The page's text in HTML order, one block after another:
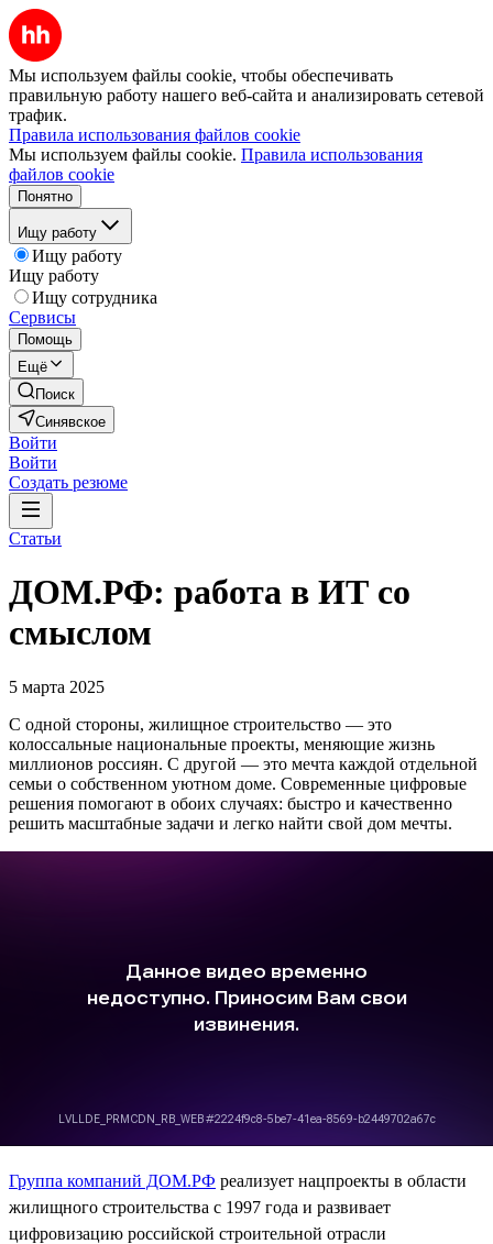
Мы используем файлы cookie, чтобы обеспечивать
правильную работу нашего веб-сайта и анализировать сетевой
трафик.
Правила использования файлов cookie
Мы используем файлы cookie. Правила использования
файлов cookie
Понятно
Ищу работу
Ищу работу
Ищу работу
Ищу сотрудника
Сервисы
Помощь
Ещё
Поиск
Синявское
Войти
Войти
Создать резюме
Статьи
ДОМ.РФ: работа в ИТ со
смыслом
5 марта 2025
С одной стороны, жилищное строительство — это
колоссальные национальные проекты, меняющие жизнь
миллионов россиян. С другой — это мечта каждой отдельной
семьи о собственном уютном доме. Современные цифровые
решения помогают в обоих случаях: быстро и качественно
решить масштабные задачи и легко найти свой дом мечты.
Группа компаний ДОМ.РФ реализует нацпроекты в области
жилищного строительства с 1997 года и развивает
цифровизацию российской строительной отрасли